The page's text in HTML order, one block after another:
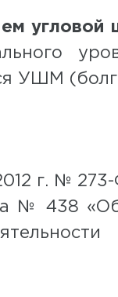
угловой
УШМ
г. №
№ 438